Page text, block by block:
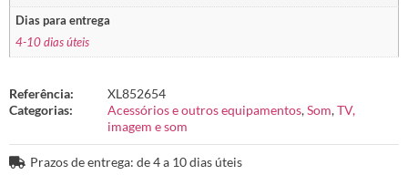
Dias para entrega
4-10 dias úteis
Referência:
XL852654
Categorias:
Acessórios e outros equipamentos,Som,TV,
imagem e som
Prazos de entrega: de 4 a 10 dias úteis